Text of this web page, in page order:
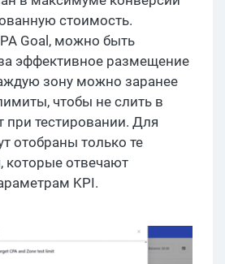
стоимость.
Goal, можно быть
эффективное размещение
зону можно заранее
чтобы не слить в
при тестировании. Для
отобраны только те
которые отвечают
KPI.